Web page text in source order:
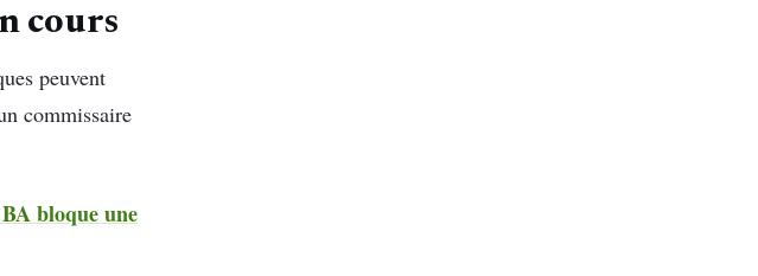
cours
peuvent
commissaire
bloque une